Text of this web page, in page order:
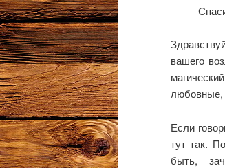
вашего
любовные,
Если
тут так.
быть,